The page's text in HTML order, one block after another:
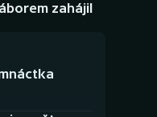
zahájil